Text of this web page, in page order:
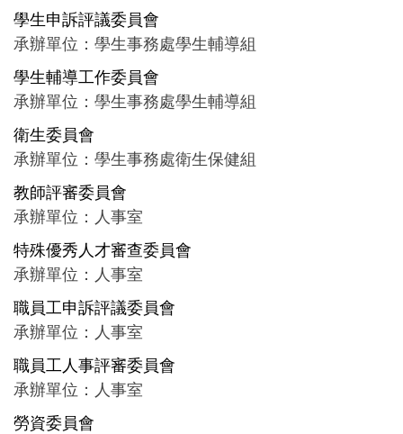
學生申訴評議委員會
承辦單位：學生事務處學生輔導組
學生輔導工作委員會
承辦單位：學生事務處學生輔導組
衛生委員會
承辦單位：學生事務處衛生保健組
教師評審委員會
承辦單位：人事室
特殊優秀人才審查委員會
承辦單位：人事室
職員工申訴評議委員會
承辦單位：人事室
職員工人事評審委員會
承辦單位：人事室
勞資委員會